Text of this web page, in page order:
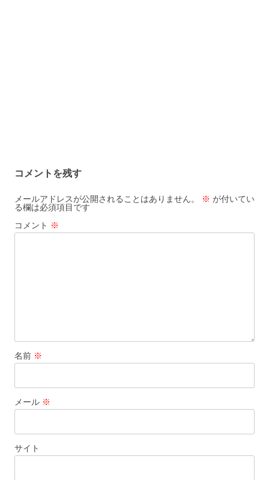
コメントを残す
メールアドレスが公開されることはありません。 ※ が付いてい
る欄は必須項目です
コメント ※
名前 ※
メール ※
サイト